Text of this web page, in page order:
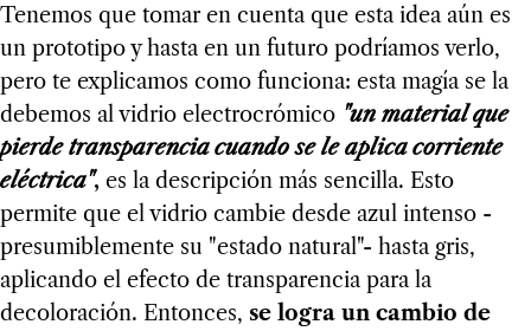
Tenemos que tomar en cuenta que esta idea aún es
un prototipo y hasta en un futuro podríamos verlo,
pero te explicamos como funciona: esta magía se la
debemos al vidrio electrocrómico "un material que
pierde transparencia cuando se le aplica corriente
eléctrica", es la descripción más sencilla. Esto
permite que el vidrio cambie desde azul intenso -
presumiblemente su "estado natural"- hasta gris,
aplicando el efecto de transparencia para la
decoloración. Entonces, se logra un cambio de